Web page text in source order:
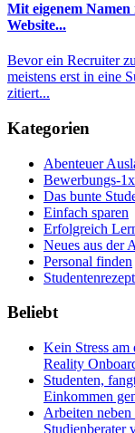
Mit eigenem
Website...
Bevor ein Recruiter
meistens erst in eine
zitiert...
Kategorien
Abenteuer
Bewerbungs-
Das bunte
Einfach sparen
Erfolgreich
Neues aus der
Personal finden
Beliebt
Kein Stress
Reality
Studenten,
Einkommen
Arbeiten
Studienberater